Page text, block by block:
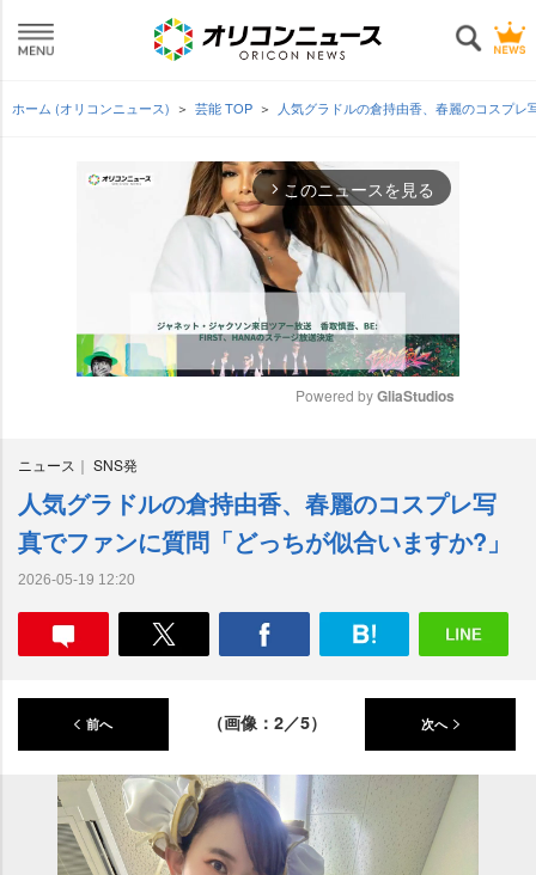
ホーム (オリコンニュース) 芸能 TOP 人気グラドルの倉持由香、春麗のコスプ
arrow_forward_ios このニュースを見る
e
Powered by GliaStudios
ニュース SNS発
人気グラドルの倉持由香、春麗のコスプレ写
真でファンに質問「どっちが似合いますか?」
2026-05-19 12:20
前へ （画像：2／5） 次へ